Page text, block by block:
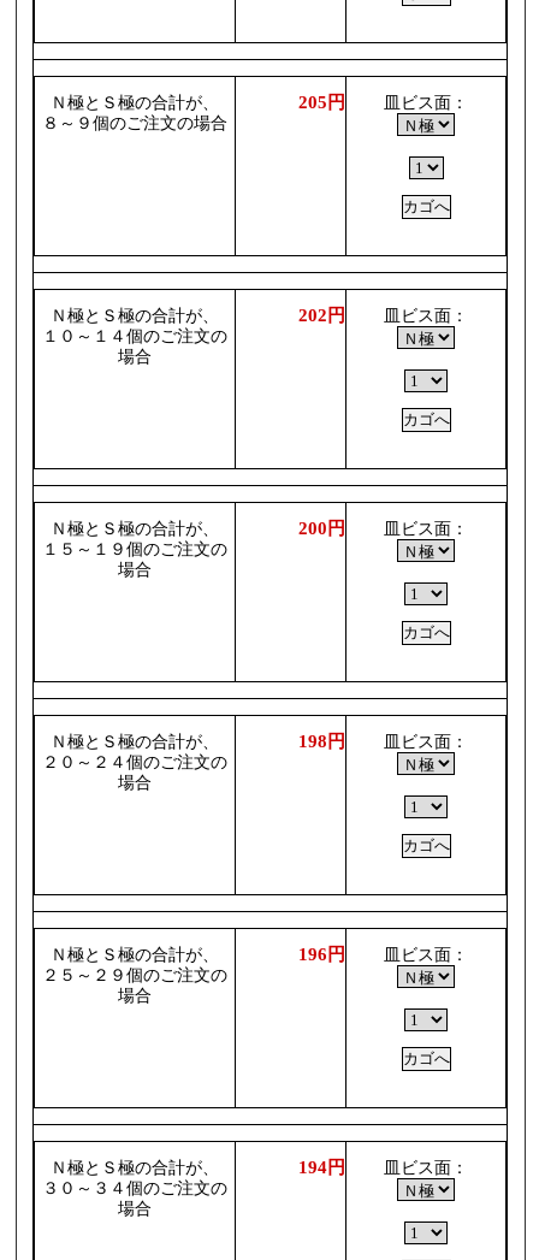
Ｎ極とＳ極の合計が、
８～９個のご注文の場合
205円 皿ビス面：
Ｎ極とＳ極の合計が、
１０～１４個のご注文の
場合
202円 皿ビス面：
Ｎ極とＳ極の合計が、
１５～１９個のご注文の
場合
200円 皿ビス面：
Ｎ極とＳ極の合計が、
２０～２４個のご注文の
場合
198円 皿ビス面：
Ｎ極とＳ極の合計が、
２５～２９個のご注文の
場合
196円 皿ビス面：
Ｎ極とＳ極の合計が、
３０～３４個のご注文の
場合
194円 皿ビス面：